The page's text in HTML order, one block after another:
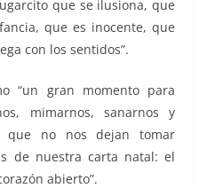
que se ilusiona, que
que es inocente, que
con los sentidos”.
“un gran momento para
mimarnos, sanarnos y
que no nos dejan tomar
de nuestra carta natal: el
abierto”.